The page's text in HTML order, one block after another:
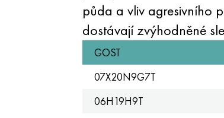
půda a vliv agresivního
dostávají zvýhodněné
GOST
07X20N9G7T
06H19H9Т